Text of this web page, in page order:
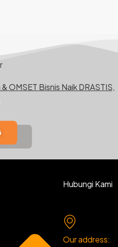
OMSET Bisnis Naik DRASTIS,
Hubungi Kami
Our address: